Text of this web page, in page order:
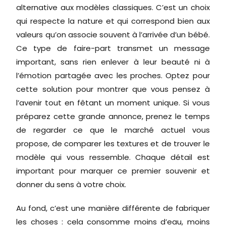
alternative aux modèles classiques. C’est un choix
qui respecte la nature et qui correspond bien aux
valeurs qu’on associe souvent à l’arrivée d’un bébé.
Ce type de faire-part transmet un message
important, sans rien enlever à leur beauté ni à
l’émotion partagée avec les proches. Optez pour
cette solution pour montrer que vous pensez à
l’avenir tout en fêtant un moment unique. Si vous
préparez cette grande annonce, prenez le temps
de regarder ce que le marché actuel vous
propose, de comparer les textures et de trouver le
modèle qui vous ressemble. Chaque détail est
important pour marquer ce premier souvenir et
donner du sens à votre choix.
Au fond, c’est une manière différente de fabriquer
les choses : cela consomme moins d’eau, moins